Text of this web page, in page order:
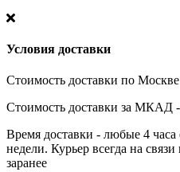
Условия доставки
Стоимость доставки по
Стоимость доставки за МКАД
Время доставки - любые 4
недели. Курьер всегда на
заранее